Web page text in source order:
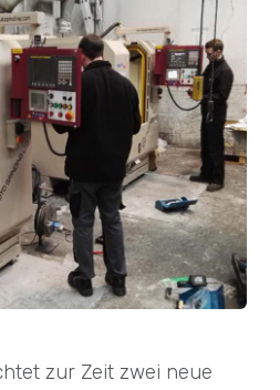
zur Zeit zwei neue